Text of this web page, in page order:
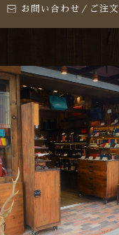
お問い合わせ／ご注文